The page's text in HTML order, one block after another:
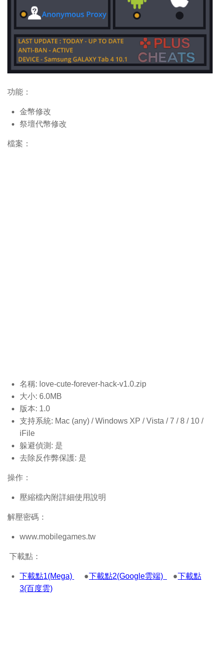
功能：
金幣修改
祭壇代幣修改
檔案：
名稱: love-cute-forever-hack-v1.0.zip
大小: 6.0MB
版本: 1.0
支持系統: Mac (any) / Windows XP / Vista / 7 / 8 / 10 /
iFile
躲避偵測: 是
去除反作弊保護: 是
操作：
壓縮檔內附詳細使用說明
解壓密碼：
www.mobilegames.tw
下載點：
下載點1(Mega) ●下載點2(Google雲端) ●下載點
3(百度雲)